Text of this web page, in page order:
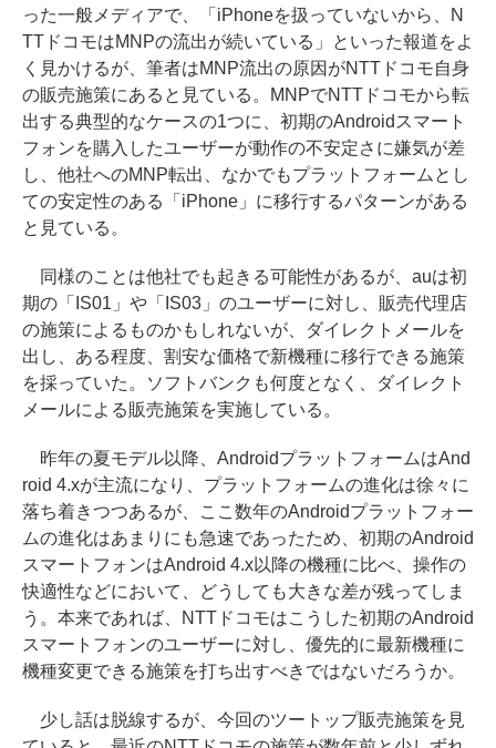
った一般メディアで、「iPhoneを扱っていないから、N
TTドコモはMNPの流出が続いている」といった報道をよ
く見かけるが、筆者はMNP流出の原因がNTTドコモ自身
の販売施策にあると見ている。MNPでNTTドコモから転
出する典型的なケースの1つに、初期のAndroidスマート
フォンを購入したユーザーが動作の不安定さに嫌気が差
し、他社へのMNP転出、なかでもプラットフォームとし
ての安定性のある「iPhone」に移行するパターンがある
と見ている。
同様のことは他社でも起きる可能性があるが、auは初
期の「IS01」や「IS03」のユーザーに対し、販売代理店
の施策によるものかもしれないが、ダイレクトメールを
出し、ある程度、割安な価格で新機種に移行できる施策
を採っていた。ソフトバンクも何度となく、ダイレクト
メールによる販売施策を実施している。
昨年の夏モデル以降、AndroidプラットフォームはAnd
roid 4.xが主流になり、プラットフォームの進化は徐々に
落ち着きつつあるが、ここ数年のAndroidプラットフォー
ムの進化はあまりにも急速であったため、初期のAndroid
スマートフォンはAndroid 4.x以降の機種に比べ、操作の
快適性などにおいて、どうしても大きな差が残ってしま
う。本来であれば、NTTドコモはこうした初期のAndroid
スマートフォンのユーザーに対し、優先的に最新機種に
機種変更できる施策を打ち出すべきではないだろうか。
少し話は脱線するが、今回のツートップ販売施策を見